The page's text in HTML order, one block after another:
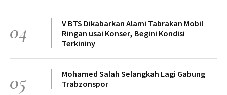
04
V BTS Dikabarkan Alami Tabrakan Mobil
Ringan usai Konser, Begini Kondisi
Terkininy
05
Mohamed Salah Selangkah Lagi Gabung
Trabzonspor